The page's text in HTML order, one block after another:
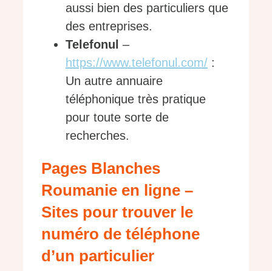
aussi bien des particuliers que
des entreprises.
Telefonul –
https://www.telefonul.com/ :
Un autre annuaire
téléphonique très pratique
pour toute sorte de
recherches.
Pages Blanches
Roumanie en ligne –
Sites pour trouver le
numéro de téléphone
d’un particulier